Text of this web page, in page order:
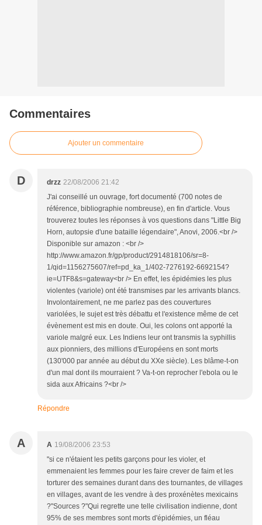
Commentaires
Ajouter un commentaire
D drzz 22/08/2006 21:42
J'ai conseillé un ouvrage, fort documenté (700 notes de
référence, bibliographie nombreuse), en fin d'article. Vous
trouverez toutes les réponses à vos questions dans "Little Big
Horn, autopsie d'une bataille légendaire", Anovi, 2006.<br />
Disponible sur amazon : <br />
http://www.amazon.fr/gp/product/2914818106/sr=8-
1/qid=1156275607/ref=pd_ka_1/402-7276192-6692154?
ie=UTF8&s=gateway<br /> En effet, les épidémies les plus
violentes (variole) ont été transmises par les arrivants blancs.
Involontairement, ne me parlez pas des couvertures
variolées, le sujet est très débattu et l'existence même de cet
évènement est mis en doute. Oui, les colons ont apporté la
variole malgré eux. Les Indiens leur ont transmis la syphillis
aux pionniers, des millions d'Européens en sont morts
(130'000 par année au début du XXe siècle). Les blâme-t-on
d'un mal dont ils mourraient ? Va-t-on reprocher l'ebola ou le
sida aux Africains ?<br />
Répondre
A A 19/08/2006 23:53
"si ce n'étaient les petits garçons pour les violer, et
emmenaient les femmes pour les faire crever de faim et les
torturer des semaines durant dans des tournantes, de villages
en villages, avant de les vendre à des proxénètes mexicains
?"Sources ?"Qui regrette une telle civilisation indienne, dont
95% de ses membres sont morts d'épidémies, un fléau